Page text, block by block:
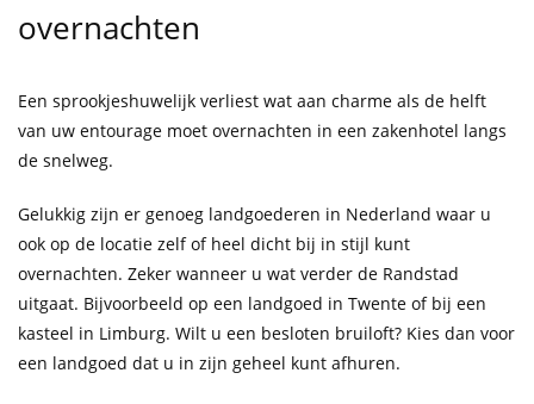
overnachten
Een sprookjeshuwelijk verliest wat aan charme als de helft
van uw entourage moet overnachten in een zakenhotel langs
de snelweg.
Gelukkig zijn er genoeg landgoederen in Nederland waar u
ook op de locatie zelf of heel dicht bij in stijl kunt
overnachten. Zeker wanneer u wat verder de Randstad
uitgaat. Bijvoorbeeld op een landgoed in Twente of bij een
kasteel in Limburg. Wilt u een besloten bruiloft? Kies dan voor
een landgoed dat u in zijn geheel kunt afhuren.